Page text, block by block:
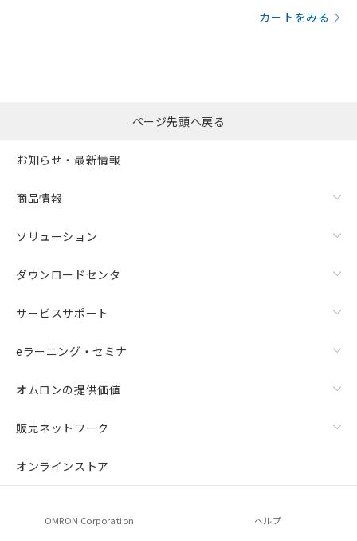
カートをみる
ページ先頭へ戻る
お知らせ・最新情報
商品情報
ソリューション
ダウンロードセンタ
サービスサポート
eラーニング・セミナ
オムロンの提供価値
販売ネットワーク
オンラインストア
OMRON Corporation ヘルプ